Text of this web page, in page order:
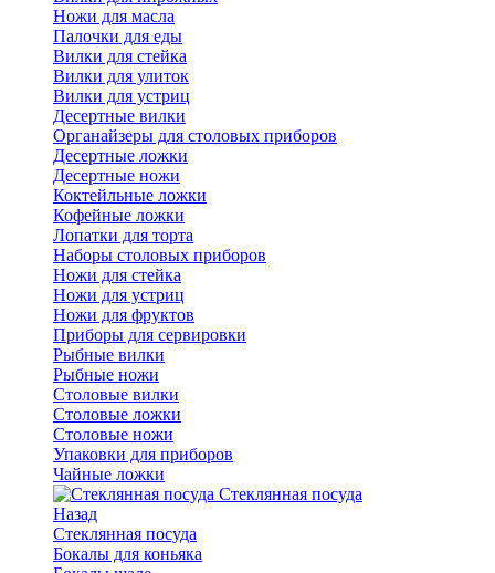
Ножи для масла
Палочки для еды
Вилки для стейка
Вилки для улиток
Вилки для устриц
Десертные вилки
Органайзеры для столовых приборов
Десертные ложки
Десертные ножи
Коктейльные ложки
Кофейные ложки
Лопатки для торта
Наборы столовых приборов
Ножи для стейка
Ножи для устриц
Ножи для фруктов
Приборы для сервировки
Рыбные вилки
Рыбные ножи
Столовые вилки
Столовые ложки
Столовые ножи
Упаковки для приборов
Чайные ложки
Стеклянная посуда
Назад
Стеклянная посуда
Бокалы для коньяка